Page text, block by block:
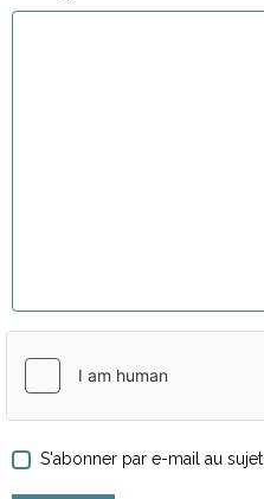
S'abonner par e-mail au sujet